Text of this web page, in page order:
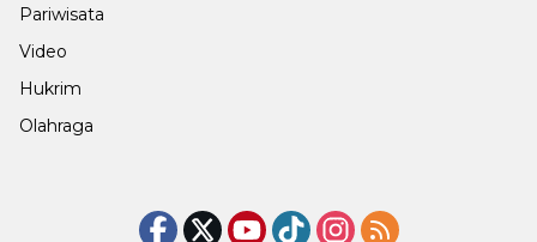
Pariwisata
Video
Hukrim
Olahraga